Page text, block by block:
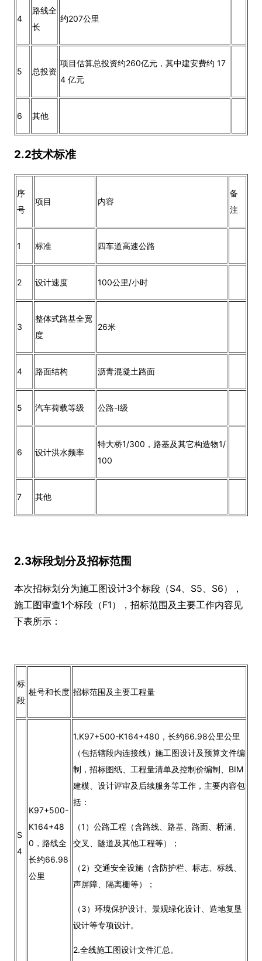
4
路线全
长
约207公里
5 总投资
项目估算总投资约260亿元，其中建安费约 17
4 亿元
6 其他
2.2技术标准
序
号
项目 内容
备
注
1 标准 四车道高速公路
2 设计速度 100公里/小时
3
整体式路基全宽
度
26米
4 路面结构 沥青混凝土路面
5 汽车荷载等级 公路-Ⅰ级
6 设计洪水频率
特大桥1/300，路基及其它构造物1/
100
7 其他
2.3标段划分及招标范围
本次招标划分为施工图设计3个标段（S4、S5、S6），
施工图审查1个标段（F1），招标范围及主要工作内容见
下表所示：
标
段
桩号和长度 招标范围及主要工程量
S
4
K97+500-
K164+48
0，路线全
长约66.98
公里
1.K97+500-K164+480，长约66.98公里公里
（包括辖段内连接线）施工图设计及预算文件编
制，招标图纸、工程量清单及控制价编制、BIM
建模、设计评审及后续服务等工作，主要内容包
括：
（1）公路工程（含路线、路基、路面、桥涵、
交叉、隧道及其他工程等）；
（2）交通安全设施（含防护栏、标志、标线、
声屏障、隔离栅等）；
（3）环境保护设计、景观绿化设计、造地复垦
设计等专项设计。
2.全线施工图设计文件汇总。